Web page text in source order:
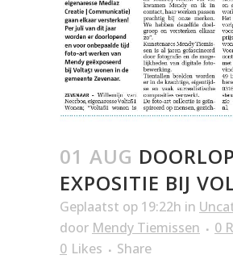
01 AUG
EXPOSITIE BIJ
Geplaatst op 19:22h in
door Mendy Tiemissen
0
0 Likes Share